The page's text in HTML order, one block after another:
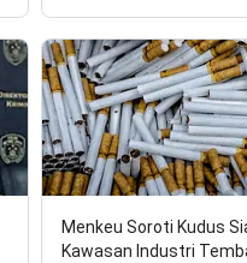
Menkeu Soroti Kudus
Kawasan Industri